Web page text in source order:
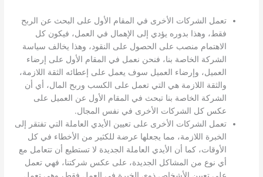
تعمل الشركات الأخرى في المقام الأول على البحث عن الربح
فقط، وهذا بدوره يؤدي إلى الإهمال في العمل، فيكون كل
الاهتمام منصب على الحصول على النقود، وهذا يخالف سياسة
الشركة الخاصة بنا، فنحن نعمل في المقام الأول على إرضاء
العميل، وإرضاء العميل سوف يعمل على إعطائه الثقة اللازمة،
والثقة اللازمة هي التي تعمل على الكسب وربح المال، أي أن
الشركة الخاصة بنا تبحث في المقام الأول عن العميل على
عكس كل الشركات الأخرى في نفس المجال.
تعمل الشركات الأخرى على تعيين الأيدي العاملة التي تفتقر إلى
الخبرة اللازمة، مما يجعلها عرضة للكثير من الأخطاء في كل
الأوقات، كما أن الأيدي العاملة الجديدة لا تستطيع أن تتعامل مع
أي نوع من المشاكل الجديدة، على عكس شركتنا، فهي تعمل
على تعيين الأشخاص ذوي الخبرة في العمل فقط، وهي تعمل